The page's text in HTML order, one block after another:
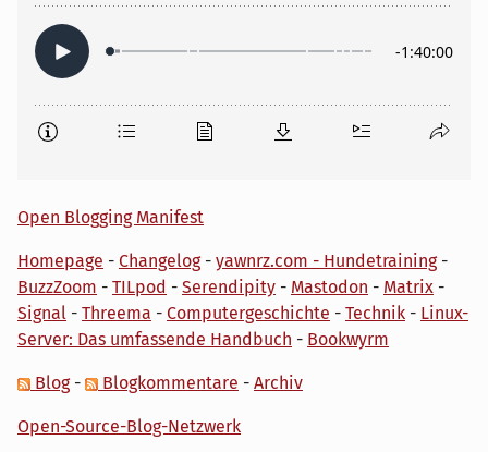
Open Blogging Manifest
Homepage - Changelog- yawnrz.com - Hundetraining-
BuzzZoom - TILpod - Serendipity - Mastodon - Matrix -
Signal - Threema - Computergeschichte - Technik - Linux-
Server: Das umfassende Handbuch - Bookwyrm
Blog- Blogkommentare - Archiv
Open-Source-Blog-Netzwerk